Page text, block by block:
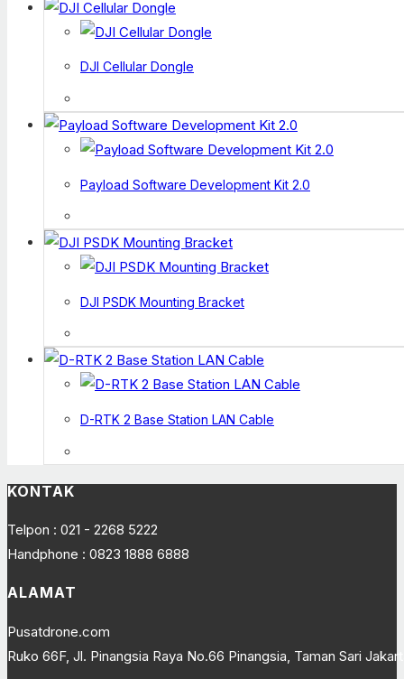
DJI Cellular Dongle
Payload Software Development Kit 2.0
DJI PSDK Mounting Bracket
D-RTK 2 Base Station LAN Cable
KONTAK
Telpon : 021 - 2268 5222
Handphone : 0823 1888 6888
ALAMAT
Pusatdrone.com
Ruko 66F, Jl. Pinangsia Raya No.66 Pinangsia, Taman Sari